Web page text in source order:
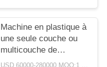
Machine en plastique à
une seule couche ou
multicouche de
machine d'extrusion de